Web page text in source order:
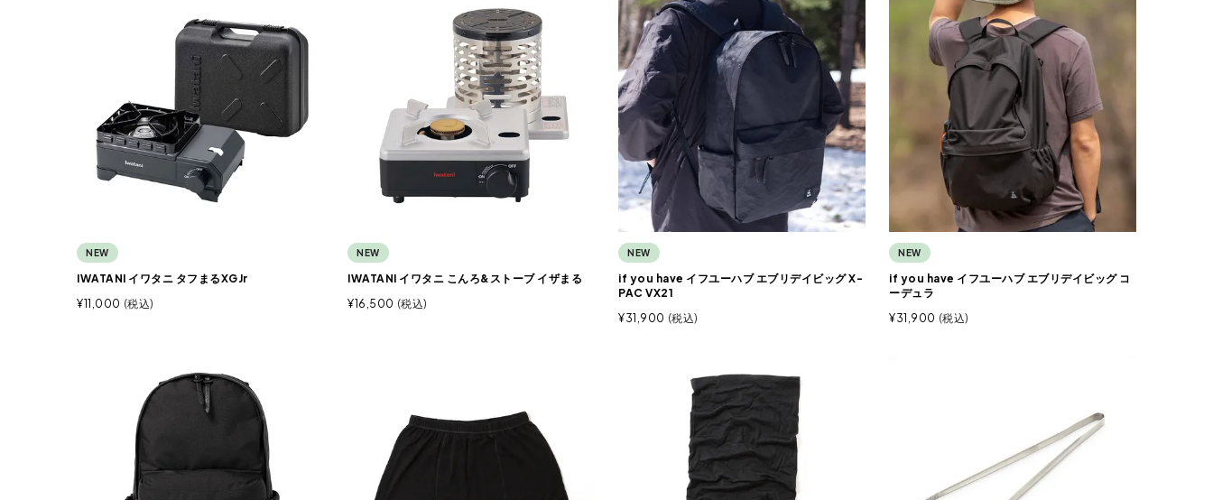
NEW
IWATANI イワタニ タフまるXGJr
¥11,000 税込
NEW
IWATANI イワタニ こんろ&ストーブ イザまる
¥16,500 税込
NEW
if you have イフユーハブ エブリデイビッグ X-
PAC VX21
¥31,900 税込
NEW
if you have イフユーハブ エブリデイビッグ コ
ーデュラ
¥31,900 税込